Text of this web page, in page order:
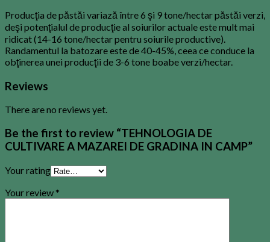
Producţia de păstăi variază între 6 şi 9 tone/hectar păstăi verzi,
deşi potenţialul de producţie al soiurilor actuale este mult mai
ridicat (14-16 tone/hectar pentru soiurile productive).
Randamentul la batozare este de 40-45%, ceea ce conduce la
obţinerea unei producţii de 3-6 tone boabe verzi/hectar.
Reviews
There are no reviews yet.
Be the first to review “TEHNOLOGIA DE
CULTIVARE A MAZAREI DE GRADINA IN CAMP”
Your rating
Your review *